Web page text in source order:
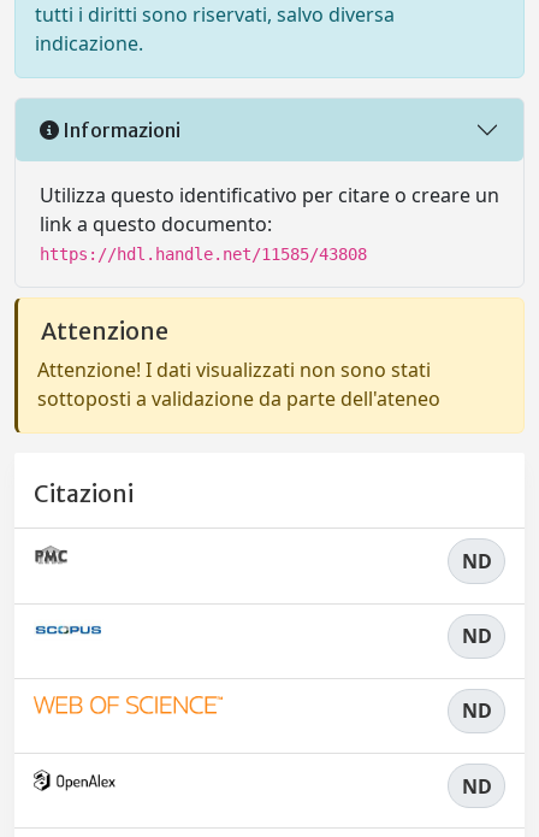
tutti i diritti sono riservati, salvo diversa
indicazione.
Informazioni
Utilizza questo identificativo per citare o creare un
link a questo documento:
https://hdl.handle.net/11585/43808
Attenzione
Attenzione! I dati visualizzati non sono stati
sottoposti a validazione da parte dell'ateneo
Citazioni
ND
ND
ND
ND